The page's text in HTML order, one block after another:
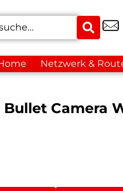
Netzwerk &
Bullet Camera